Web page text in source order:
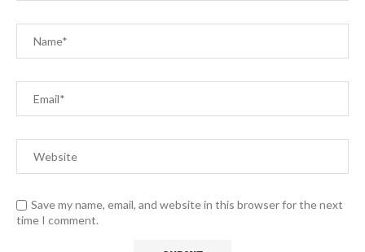
Save my name, email, and website in this browser for the next
time I comment.